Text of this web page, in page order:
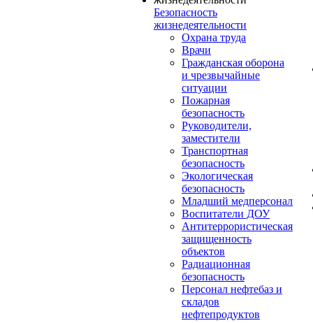
Безопасность
жизнедеятельности
Охрана труда
Врачи
Гражданская оборона
и чрезвычайные
ситуации
Пожарная
безопасность
Руководители,
заместители
Транспортная
безопасность
Экологическая
безопасность
Младший медперсонал
Воспитатели ДОУ
Антитеррористическая
защищенность
объектов
Радиационная
безопасность
Персонал нефтебаз и
складов
нефтепродуктов